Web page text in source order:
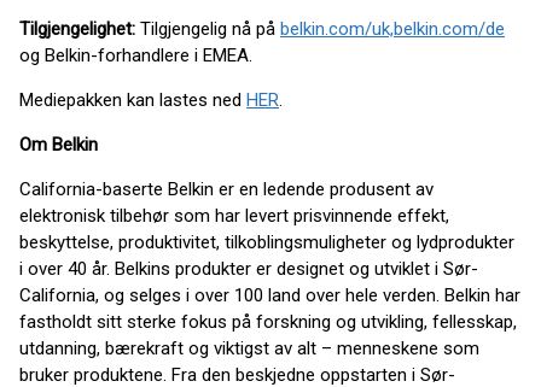
Tilgjengelighet: Tilgjengelig nå på belkin.com/uk,belkin.com/de
og Belkin-forhandlere i EMEA.
Mediepakken kan lastes ned HER.
Om Belkin
California-baserte Belkin er en ledende produsent av
elektronisk tilbehør som har levert prisvinnende effekt,
beskyttelse, produktivitet, tilkoblingsmuligheter og lydprodukter
i over 40 år. Belkins produkter er designet og utviklet i Sør-
California, og selges i over 100 land over hele verden. Belkin har
fastholdt sitt sterke fokus på forskning og utvikling, fellesskap,
utdanning, bærekraft og viktigst av alt – menneskene som
bruker produktene. Fra den beskjedne oppstarten i Sør-